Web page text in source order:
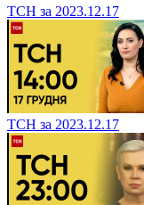
ТСН за 2023.12.17
ТСН за 2023.12.17